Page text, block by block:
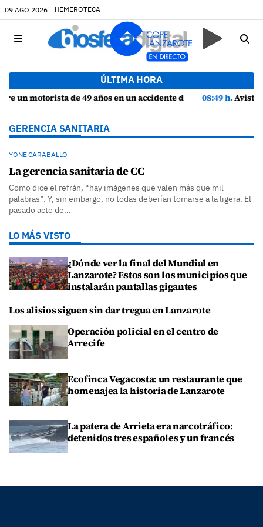
09 AGO 2026 HEMEROTECA
ÚLTIMA HORA
en un accidente de tráfico en Haría
08:49 h.Avistados pollos jóvenes de corredor sahariano y
GERENCIA SANITARIA
YONE CARABALLO
La gerencia sanitaria de CC
Como dice el refrán, “hay imágenes que valen más que mil
palabras”. Y, sin embargo, no todas deberían tomarse a la ligera. El
pasado acto de…
LO MÁS VISTO
¿Dónde ver la final del Mundial en
Lanzarote? Estos son los municipios que
instalarán pantallas gigantes
Los alisios siguen sin dar tregua en Lanzarote
Operación policial en el centro de
Arrecife
Ecofinca Vegacosta: un restaurante que
homenajea la historia de Lanzarote
La patera de Arrieta era narcotráfico:
detenidos tres españoles y un francés